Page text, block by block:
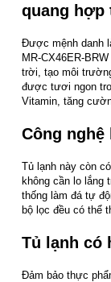
quang hợp
Được mệnh danh
MR-CX46ER-
trời, tạo môi
được tươi ngon
Vitamin, tăng
Công
Tủ lạnh này còn
không cần lo lắng
thống làm đá tự
bộ lọc đều có thể
Tủ lạnh có
Đảm bảo thực